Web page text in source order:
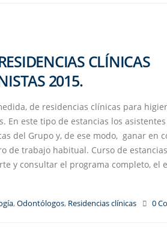
CLÍNICAS
2015.
de residencias clínicas para
En este tipo de estancias los
del Grupo y, de ese modo, ganar en
de trabajo habitual. Curso de
y consultar el programa completo, el
,Odontólogos, Residencias clínicas 0